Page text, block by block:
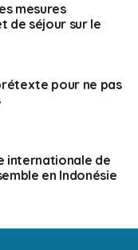
mesures
de séjour sur le
pour ne pas
internationale de
en Indonésie